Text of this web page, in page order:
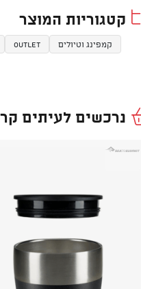
קטגוריות המוצר
קמפינג וטיולים OUTLET
נרכשים לעיתים